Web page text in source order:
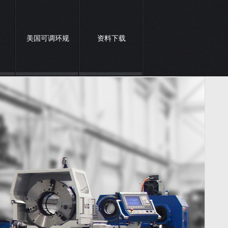
美国可调环规 资料下载